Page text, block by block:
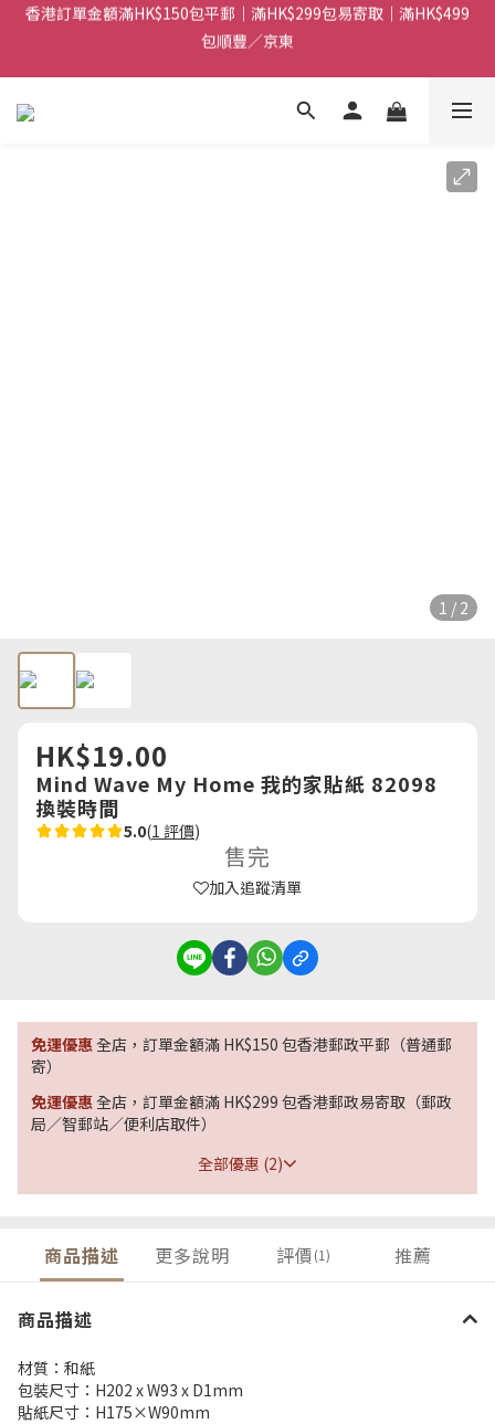
香港訂單金額滿HK$150包平郵｜滿HK$299包易寄取｜滿HK$499
包順豐／京東
包順豐／京東
【網店限定！】指定清貨商品每消費HK$100即享購物金HK$50回
1 / 2
HK$19.00
Mind Wave My Home 我的家貼紙 82098
換裝時間
5.0(1 評價)
售完
加入追蹤清單
免運優惠全店，訂單金額滿 HK$150 包香港郵政平郵（普通郵
寄）
免運優惠全店，訂單金額滿 HK$299 包香港郵政易寄取（郵政
局／智郵站／便利店取件）
全部優惠 (2)
商品描述 更多說明 評價(1) 推薦
商品描述
材質：和紙
包裝尺寸：H202 x W93 x D1mm
貼紙尺寸：H175×W90mm